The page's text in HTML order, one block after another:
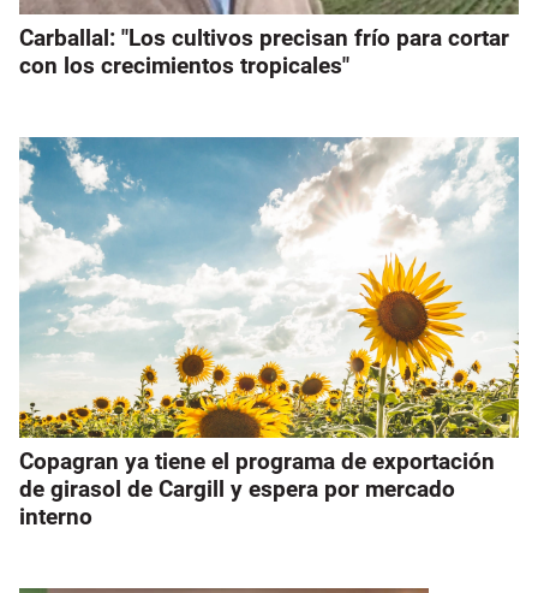
Carballal: "Los cultivos precisan frío para cortar
con los crecimientos tropicales"
Copagran ya tiene el programa de exportación
de girasol de Cargill y espera por mercado
interno